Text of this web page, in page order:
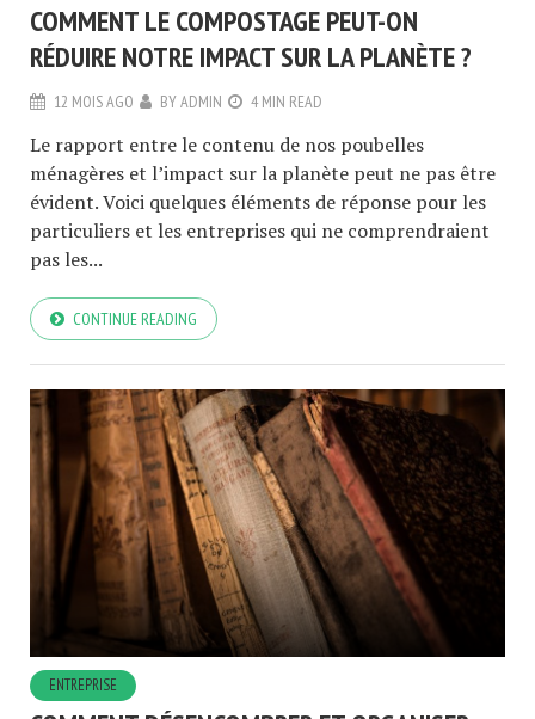
COMMENT LE COMPOSTAGE PEUT-ON
RÉDUIRE NOTRE IMPACT SUR LA PLANÈTE ?
12 MOIS AGO BYADMIN 4 MIN READ
Le rapport entre le contenu de nos poubelles
ménagères et l’impact sur la planète peut ne pas être
évident. Voici quelques éléments de réponse pour les
particuliers et les entreprises qui ne comprendraient
pas les...
CONTINUE READING
ENTREPRISE